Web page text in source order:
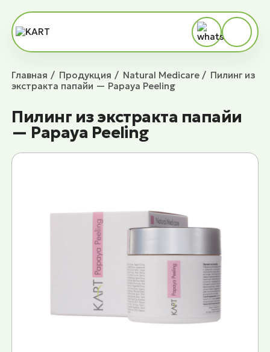
Главная Продукция Natural Medicare
Пилинг из
экстракта папайи — Papaya Peeling
Пилинг из экстракта папайи
— Papaya Peeling